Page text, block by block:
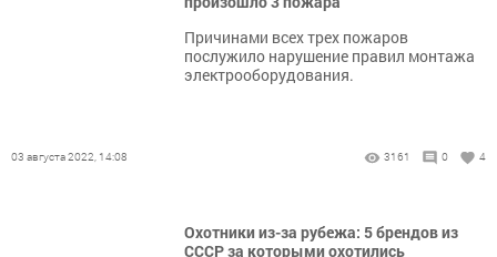
Причинами всех трех пожаров
послужило нарушение правил монтажа
электрооборудования.
03 августа 2022, 14:08 3161 0 4
Охотники из-за рубежа: 5 брендов из
СССР за которыми охотились